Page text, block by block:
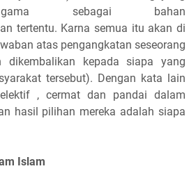
sebagai bahan
tertentu. Karna semua itu akan di
atas pengangkatan seseorang
dikembalikan kepada siapa yang
tersebut). Dengan kata lain
, cermat dan pandai dalam
hasil pilihan mereka adalah siapa
Islam